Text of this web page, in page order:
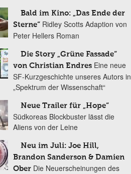
Bald im Kino: „Das Ende der
Sterne“ Ridley Scotts Adaption von
Peter Hellers Roman
Die Story „Grüne Fassade“
von Christian Endres Eine neue
SF-Kurzgeschichte unseres Autors in
„Spektrum der Wissenschaft“
Neue Trailer für „Hope“
Südkoreas Blockbuster lässt die
Aliens von der Leine
Neu im Juli: Joe Hill,
Brandon Sanderson & Damien
Ober Die Neuerscheinungen des